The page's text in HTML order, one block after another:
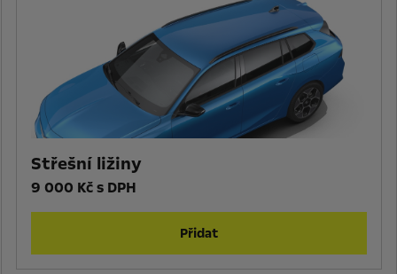
Střešní ližiny
9 000 Kč s DPH
Přidat